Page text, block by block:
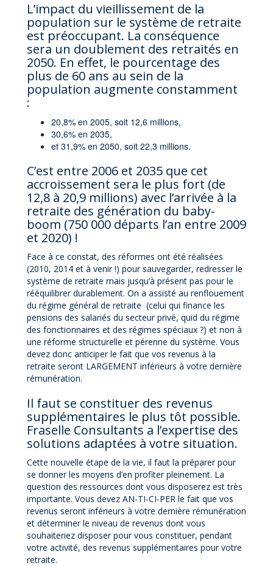
L’impact du vieillissement de la
population sur le système de retraite
est préoccupant. La conséquence
sera un doublement des retraités en
2050. En effet, le pourcentage des
plus de 60 ans au sein de la
population augmente constamment
:
20,8% en 2005, soit 12,6 millions,
30,6% en 2035,
et 31,9% en 2050, soit 22,3 millions.
C’est entre 2006 et 2035 que cet
accroissement sera le plus fort (de
12,8 à 20,9 millions) avec l’arrivée à la
retraite des génération du baby-
boom (750 000 départs l’an entre 2009
et 2020) !
Face à ce constat, des réformes ont été réalisées
(2010, 2014 et à venir !) pour sauvegarder, redresser le
système de retraite mais jusqu’à présent pas pour le
rééquilibrer durablement. On a assisté au renflouement
du régime général de retraite (celui qui finance les
pensions des salariés du secteur privé, quid du régime
des fonctionnaires et des régimes spéciaux ?) et non à
une réforme structurelle et pérenne du système. Vous
devez donc anticiper le fait que vos revenus à la
retraite seront LARGEMENT inférieurs à votre dernière
rémunération.
Il faut se constituer des revenus
supplémentaires le plus tôt possible.
Fraselle Consultants a l’expertise des
solutions adaptées à votre situation.
Cette nouvelle étape de la vie, il faut la préparer pour
se donner les moyens d’en profiter pleinement. La
question des ressources dont vous disposerez est très
importante. Vous devez AN-TI-CI-PER le fait que vos
revenus seront inférieurs à votre dernière rémunération
et déterminer le niveau de revenus dont vous
souhaiteriez disposer pour vous constituer, pendant
votre activité, des revenus supplémentaires pour votre
retraite.